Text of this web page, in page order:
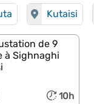
Kutaisi
de 9
à Sighnaghi
10h